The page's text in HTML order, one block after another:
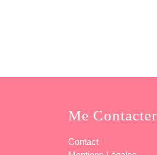
Me Contacter
Contact